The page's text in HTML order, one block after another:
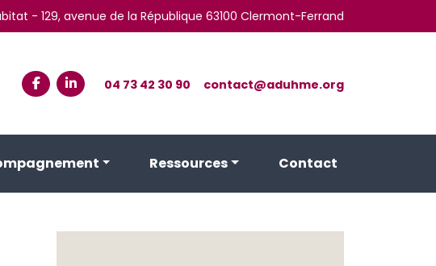
- 129, avenue de la République 63100 Clermont-Ferrand
04 73 42 30 90 contact@aduhme.org
Ressources Contact